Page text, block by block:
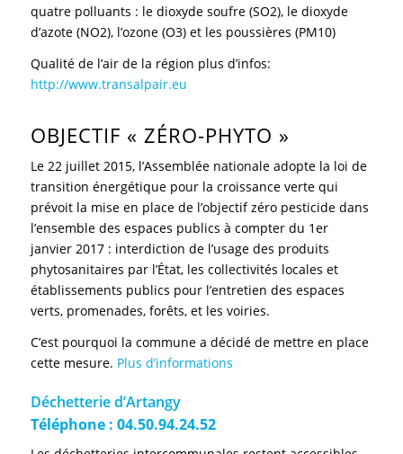
quatre polluants : le dioxyde soufre (SO2), le dioxyde
d’azote (NO2), l’ozone (O3) et les poussières (PM10)
Qualité de l’air de la région plus d’infos:
http://www.transalpair.eu
OBJECTIF « ZÉRO-PHYTO »
Le 22 juillet 2015, l’Assemblée nationale adopte la loi de
transition énergétique pour la croissance verte qui
prévoit la mise en place de l’objectif zéro pesticide dans
l’ensemble des espaces publics à compter du 1er
janvier 2017 : interdiction de l’usage des produits
phytosanitaires par l’État, les collectivités locales et
établissements publics pour l’entretien des espaces
verts, promenades, forêts, et les voiries.
C’est pourquoi la commune a décidé de mettre en place
cette mesure. Plus d’informations
Déchetterie d’Artangy
Téléphone : 04.50.94.24.52